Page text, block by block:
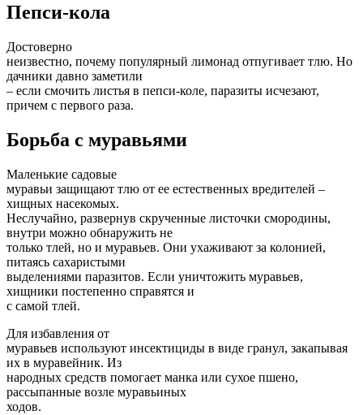
Пепси-кола
Достоверно
неизвестно, почему популярный лимонад отпугивает тлю. Но
дачники давно заметили
– если смочить листья в пепси-коле, паразиты исчезают,
причем с первого раза.
Борьба с муравьями
Маленькие садовые
муравьи защищают тлю от ее естественных вредителей –
хищных насекомых.
Неслучайно, развернув скрученные листочки смородины,
внутри можно обнаружить не
только тлей, но и муравьев. Они ухаживают за колонией,
питаясь сахаристыми
выделениями паразитов. Если уничтожить муравьев,
хищники постепенно справятся и
с самой тлей.
Для избавления от
муравьев используют инсектициды в виде гранул, закапывая
их в муравейник. Из
народных средств помогает манка или сухое пшено,
рассыпанные возле муравьиных
ходов.